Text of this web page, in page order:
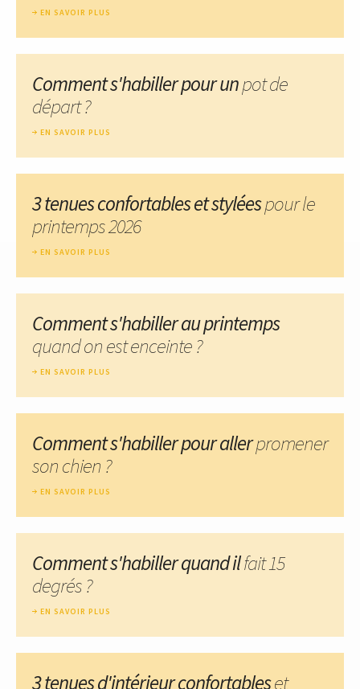
EN SAVOIR PLUS
Comment s'habiller pour unpot de
départ ?
EN SAVOIR PLUS
3 tenues confortables et styléespour le
printemps 2026
EN SAVOIR PLUS
Comment s'habiller au printemps
quand on est enceinte ?
EN SAVOIR PLUS
Comment s'habiller pour allerpromener
son chien ?
EN SAVOIR PLUS
Comment s'habiller quand ilfait 15
degrés ?
EN SAVOIR PLUS
3 tenues d'intérieur confortableset